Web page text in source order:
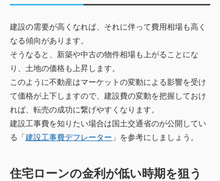
建設の需要が高くなれば、それに伴って費用相場も高く
なる傾向があります。
そうなると、新築や中古の物件相場も上がることにな
り、土地の価格も上昇します。
このように不動産はマーケットの変動による影響を受け
て価格が上下しますので、建設費の変動を把握しておけ
れば、転売の成功に繋げやすくなります。
建設工事費を知りたい場合は国土交通省のが公開してい
る「建設工事費デフレーター 」を参考にしましょう。
住宅ローンの金利が低い時期を狙う